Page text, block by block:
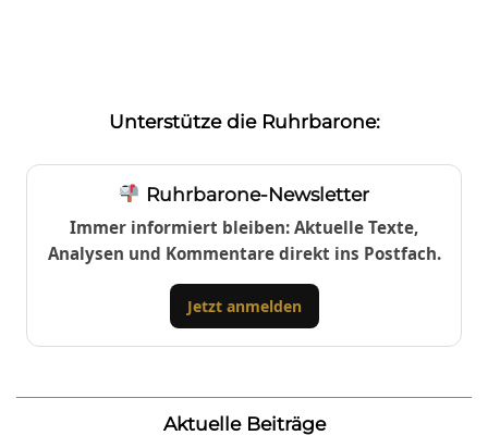
Unterstütze die Ruhrbarone:
Ruhrbarone-Newsletter
Immer informiert bleiben: Aktuelle Texte,
Analysen und Kommentare direkt ins Postfach.
Jetzt anmelden
Aktuelle Beiträge